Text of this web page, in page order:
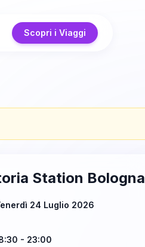
Scopri i Viaggi
Station Bologna
24 Luglio 2026
- 23:00